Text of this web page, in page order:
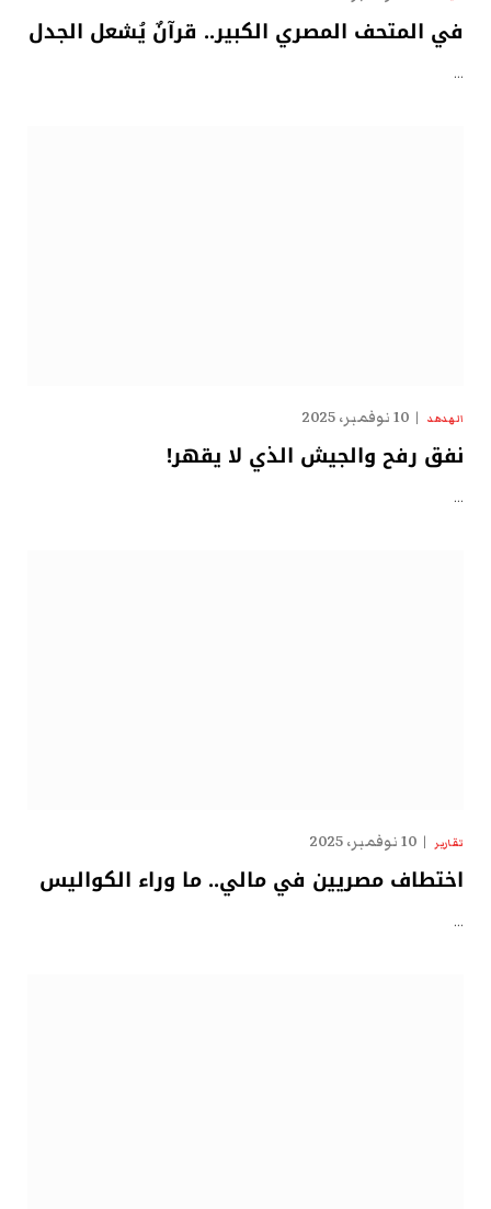
في المتحف المصري الكبير.. قرآنٌ يُشعل الجدل
…
الهدهد 10 نوفمبر، 2025
نفق رفح والجيش الذي لا يقهر!
…
تقارير 10 نوفمبر، 2025
اختطاف مصريين في مالي.. ما وراء الكواليس
…